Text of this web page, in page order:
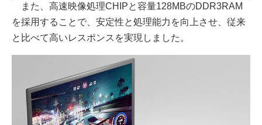
また、高速映像処理CHIPと容量128MBのDDR3RAM
を採用することで、安定性と処理能力を向上させ、従来
と比べて高いレスポンスを実現しました。